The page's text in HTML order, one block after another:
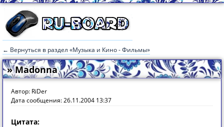
← Вернуться в раздел «Музыка и Кино - Фильмы»
» Madonna
Автор: RiDer
Дата сообщения: 26.11.2004 13:37
Цитата: